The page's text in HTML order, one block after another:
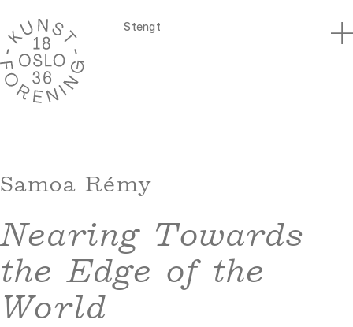
Stengt
Samoa Rémy
Nearing Towards
the Edge of the
World